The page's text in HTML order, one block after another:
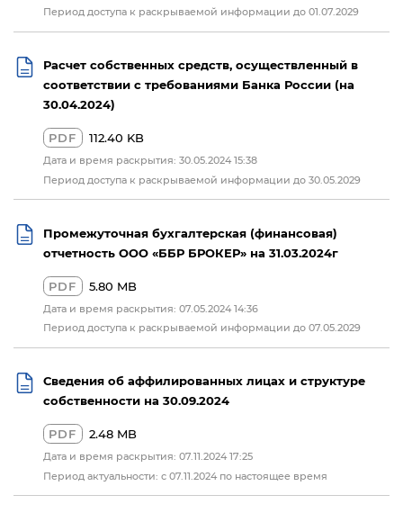
Период доступа к раскрываемой информации до 01.07.2029
Расчет собственных средств, осуществленный в
соответствии с требованиями Банка России (на
30.04.2024)
PDF 112.40 KB
Дата и время раскрытия: 30.05.2024 15:38
Период доступа к раскрываемой информации до 30.05.2029
Промежуточная бухгалтерская (финансовая)
отчетность ООО «ББР БРОКЕР» на 31.03.2024г
PDF 5.80 MB
Дата и время раскрытия: 07.05.2024 14:36
Период доступа к раскрываемой информации до 07.05.2029
Сведения об аффилированных лицах и структуре
собственности на 30.09.2024
PDF 2.48 MB
Дата и время раскрытия: 07.11.2024 17:25
Период актуальности: с 07.11.2024 по настоящее время